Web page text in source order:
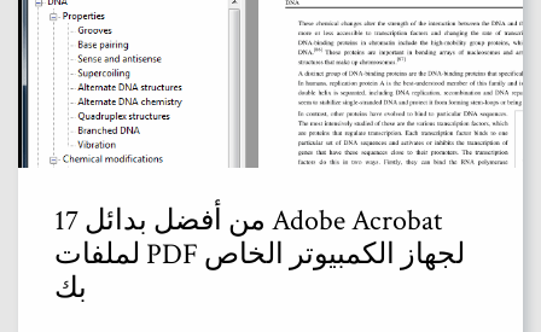
17 من أفضل بدائل Adobe Acrobat
لملفات PDF لجهاز الكمبيوتر الخاص
بك